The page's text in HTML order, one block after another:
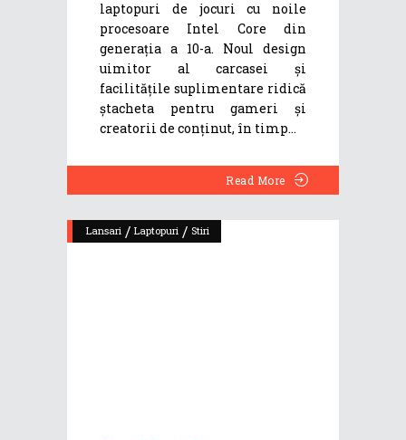
laptopuri de jocuri cu noile
procesoare Intel Core din
generația a 10-a. Noul design
uimitor al carcasei și
facilitățile suplimentare ridică
ștacheta pentru gameri și
creatorii de conținut, în timp
Read More
Lansari / Laptopuri / Stiri